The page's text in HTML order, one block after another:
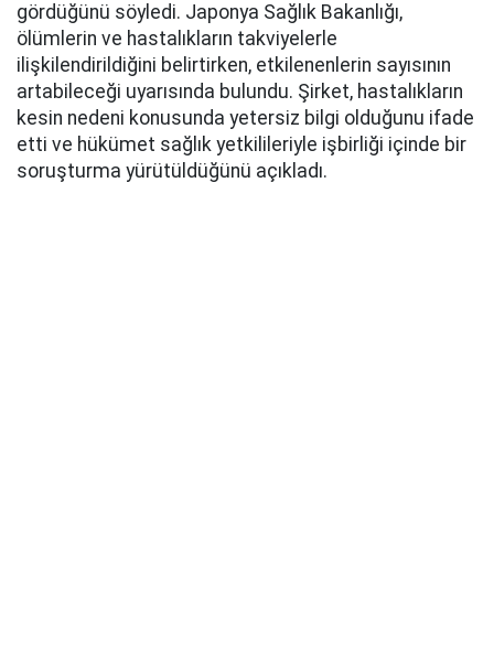
gördüğünü söyledi. Japonya Sağlık Bakanlığı,
ölümlerin ve hastalıkların takviyelerle
ilişkilendirildiğini belirtirken, etkilenenlerin sayısının
artabileceği uyarısında bulundu. Şirket, hastalıkların
kesin nedeni konusunda yetersiz bilgi olduğunu ifade
etti ve hükümet sağlık yetkilileriyle işbirliği içinde bir
soruşturma yürütüldüğünü açıkladı.